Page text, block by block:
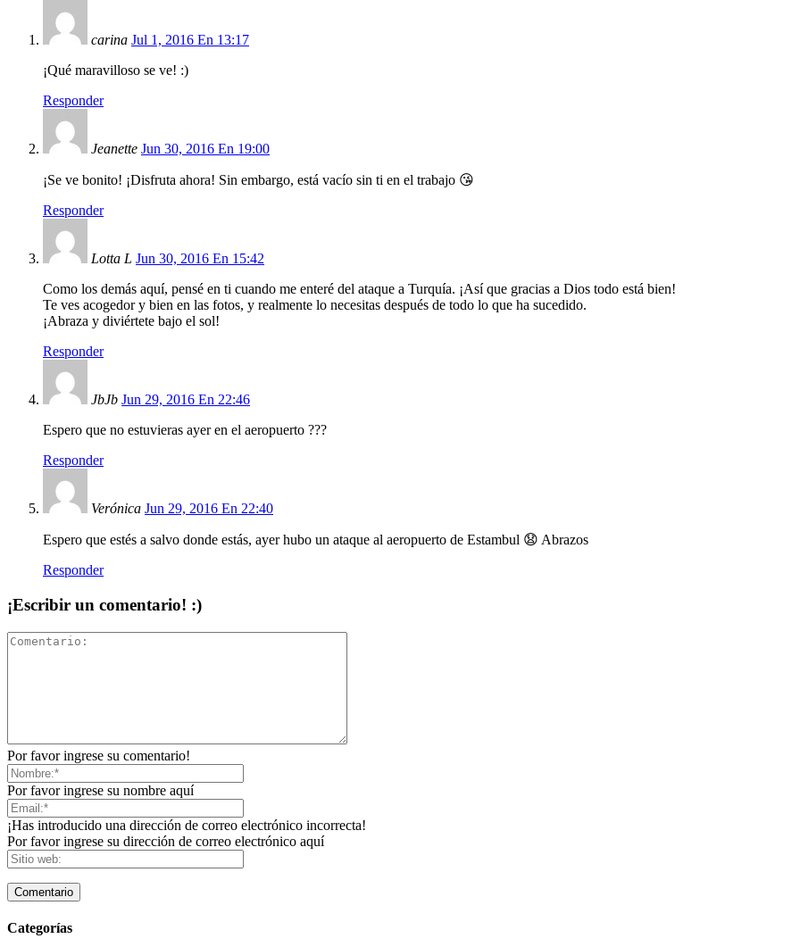
carina Jul 1, 2016 En 13:17
¡Qué maravilloso se ve! :)
Responder
Jeanette Jun 30, 2016 En 19:00
¡Se ve bonito! ¡Disfruta ahora! Sin embargo, está vacío sin ti en el trabajo 😘
Responder
Lotta L Jun 30, 2016 En 15:42
Como los demás aquí, pensé en ti cuando me enteré del ataque a Turquía. ¡Así que gracias a Dios todo está bien!
Te ves acogedor y bien en las fotos, y realmente lo necesitas después de todo lo que ha sucedido.
¡Abraza y diviértete bajo el sol!
Responder
JbJb Jun 29, 2016 En 22:46
Espero que no estuvieras ayer en el aeropuerto ???
Responder
Verónica Jun 29, 2016 En 22:40
Espero que estés a salvo donde estás, ayer hubo un ataque al aeropuerto de Estambul 😧 Abrazos
Responder
¡Escribir un comentario! :)
Por favor ingrese su comentario!
Por favor ingrese su nombre aquí
¡Has introducido una dirección de correo electrónico incorrecta!
Por favor ingrese su dirección de correo electrónico aquí
Categorías